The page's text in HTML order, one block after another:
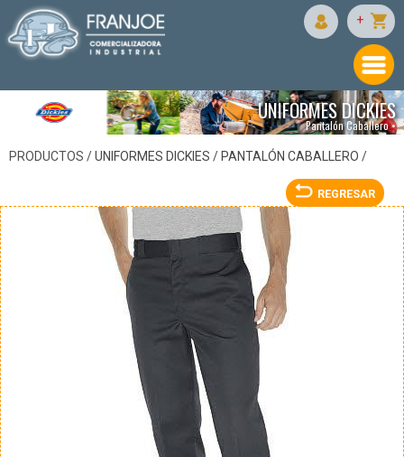
+
UNIFORMES DICKIES
Pantalón Caballero •
PRODUCTOS /UNIFORMES DICKIES / PANTALÓN CABALLERO /
REGRESAR